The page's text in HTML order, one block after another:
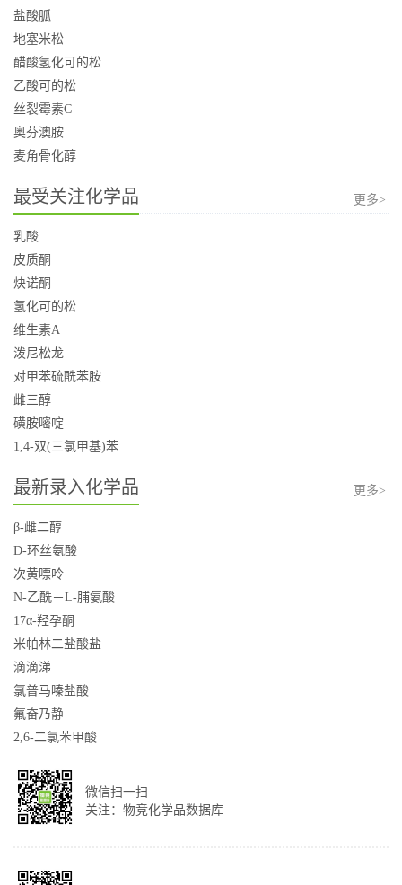
盐酸胍
地塞米松
醋酸氢化可的松
乙酸可的松
丝裂霉素C
奥芬澳胺
麦角骨化醇
最受关注化学品 更多>
乳酸
皮质酮
炔诺酮
氢化可的松
维生素A
泼尼松龙
对甲苯硫酰苯胺
雌三醇
磺胺嘧啶
1,4-双(三氯甲基)苯
最新录入化学品 更多>
β-雌二醇
D-环丝氨酸
次黄嘌呤
N-乙酰－L-脯氨酸
17α-羟孕酮
米帕林二盐酸盐
滴滴涕
氯普马嗪盐酸
氟奋乃静
2,6-二氯苯甲酸
微信扫一扫
关注：物竞化学品数据库